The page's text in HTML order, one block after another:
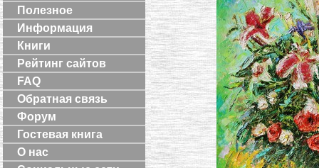
Полезное
Информация
Книги
Рейтинг сайтов
FAQ
Обратная связь
Форум
Гостевая книга
О нас